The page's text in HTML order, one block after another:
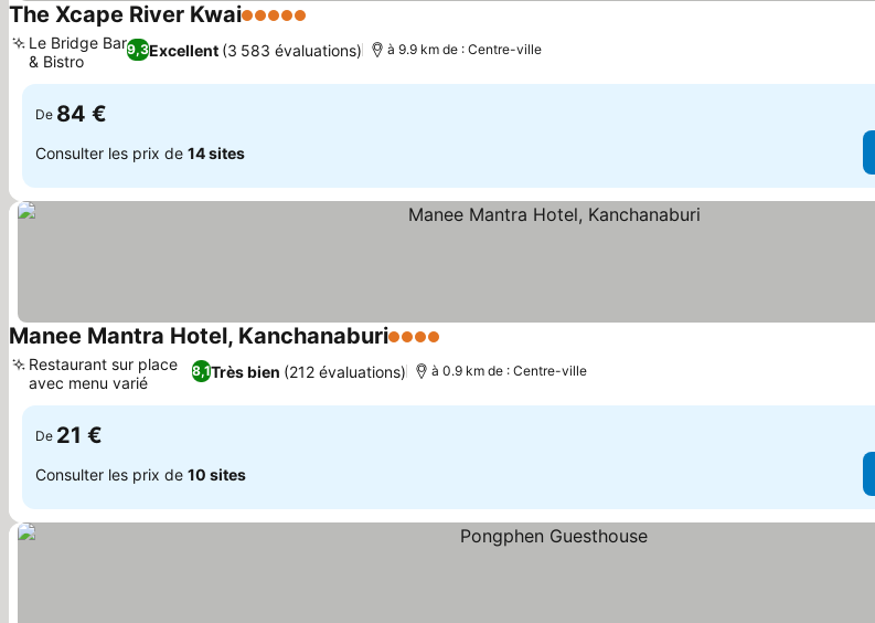
The Xcape River Kwai5 Étoiles
9,3Excellent (3 583 évaluations)
Le Bridge Bar
& Bistro
à 9.9 km de : Centre-ville
De 84 €
Consulter les prix de 14 sites
Manee Mantra Hotel, Kanchanaburi4 Étoiles
8,1Très bien (212 évaluations)
Restaurant sur place
avec menu varié
à 0.9 km de : Centre-ville
De 21 €
Consulter les prix de 10 sites